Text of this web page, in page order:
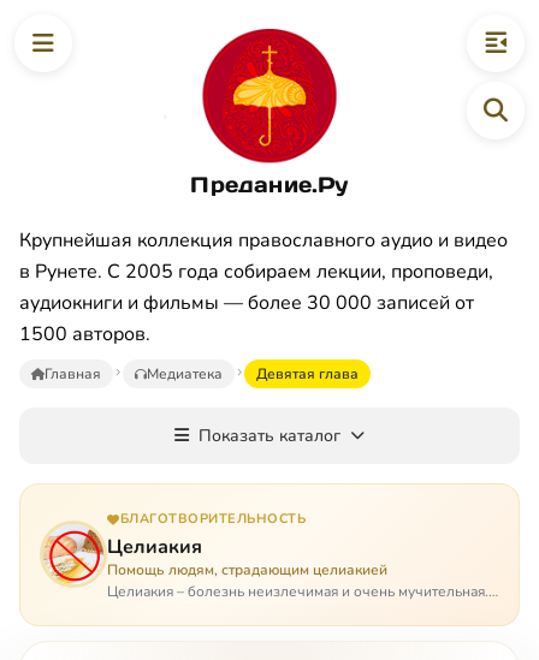
Предание.Ру
Крупнейшая коллекция православного аудио и видео
в Рунете. С 2005 года собираем лекции, проповеди,
аудиокниги и фильмы — более 30 000 записей от
1500 авторов.
Главная Медиатека Девятая глава
Показать каталог
БЛАГОТВОРИТЕЛЬНОСТЬ
Целиакия
Помощь людям, страдающим целиакией
Целиакия – болезнь неизлечимая и очень мучительная.
целиакией страдает в одиночестве, не представляя